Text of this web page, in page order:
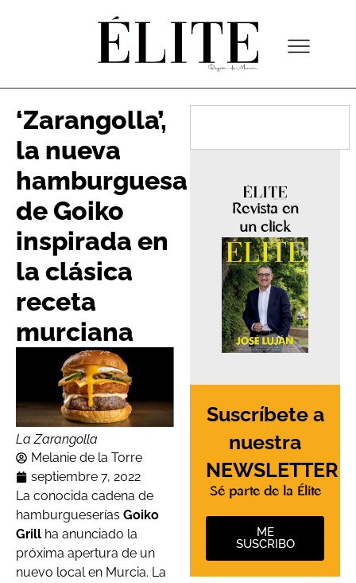
‘Zarangolla’,
la nueva
hamburguesa
de Goiko
inspirada en
la clásica
receta
murciana
La Zarangolla
Melanie de la Torre
septiembre 7, 2022
La conocida cadena de
hamburgueserías Goiko
Grill ha anunciado la
próxima apertura de un
nuevo local en Murcia. La
Revista en
un click
Suscríbete a
nuestra
NEWSLETTER
Sé parte de la Élite
ME
SUSCRIBO